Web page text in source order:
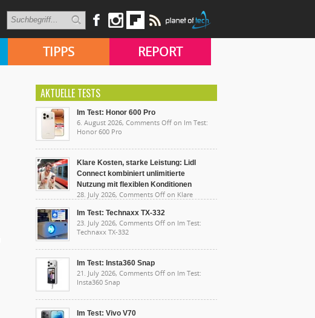
TIPPS REPORT
AKTUELLE TESTS
Im Test: Honor 600 Pro
6. August 2026, Comments Off on Im Test:
Honor 600 Pro
Klare Kosten, starke Leistung: Lidl
Connect kombiniert unlimitierte
Nutzung mit flexiblen Konditionen
28. July 2026, Comments Off on Klare
unlimitierte Nutzung mit flexiblen Konditionen
Im Test: Technaxx TX-332
23. July 2026, Comments Off on Im Test:
Technaxx TX-332
Im Test: Insta360 Snap
21. July 2026, Comments Off on Im Test:
Insta360 Snap
Im Test: Vivo V70